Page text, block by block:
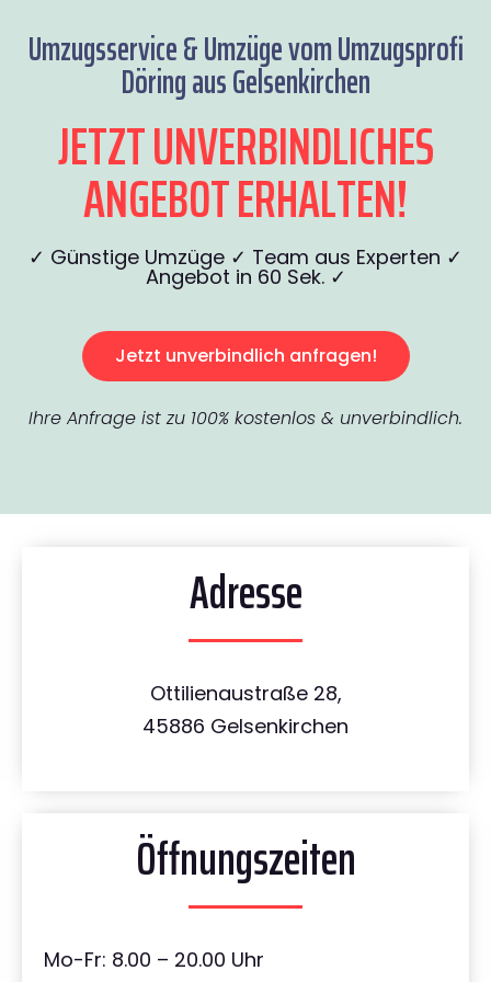
Umzugsservice & Umzüge vom Umzugsprofi
Döring aus Gelsenkirchen
JETZT UNVERBINDLICHES
ANGEBOT ERHALTEN!
✓ Günstige Umzüge ✓ Team aus Experten ✓
Angebot in 60 Sek. ✓
Jetzt unverbindlich anfragen!
Ihre Anfrage ist zu 100% kostenlos & unverbindlich.
Adresse
Ottilienaustraße 28,
45886 Gelsenkirchen
Öffnungszeiten
Mo-Fr: 8.00 – 20.00 Uhr